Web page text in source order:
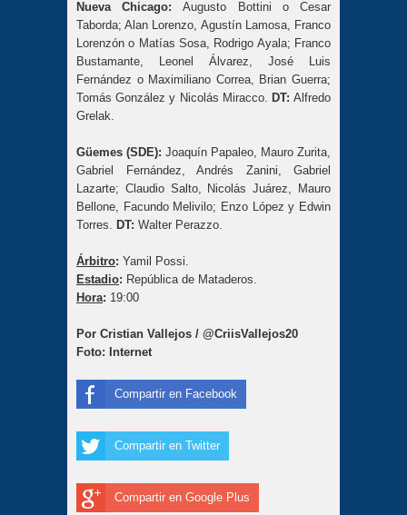
Nueva Chicago:Augusto Bottini o Cesar
Taborda; Alan Lorenzo, Agustín Lamosa, Franco
Lorenzón o Matías Sosa, Rodrigo Ayala; Franco
Bustamante, Leonel Álvarez, José Luis
Fernández o Maximiliano Correa, Brian Guerra;
Tomás González y Nicolás Miracco. DT:Alfredo
Grelak.
Güemes (SDE): Joaquín Papaleo, Mauro Zurita,
Gabriel Fernández, Andrés Zanini, Gabriel
Lazarte; Claudio Salto, Nicolás Juárez, Mauro
Bellone, Facundo Melivilo; Enzo López y Edwin
Torres. DT: Walter Perazzo.
Árbitro: Yamil Possi.
Estadio: República de Mataderos.
Hora: 19:00
Por Cristian Vallejos / @CriisVallejos20
Foto: Internet
Compartir en Facebook
Compartir en Twitter
Compartir en Google Plus